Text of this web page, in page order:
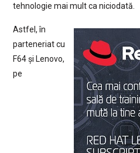
tehnologie mai mult ca niciodată.
Astfel, în
parteneriat cu
F64 și Lenovo,
pe